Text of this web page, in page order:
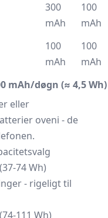
300
mAh
100
mAh
100
mAh
100
mAh
mAh/døgn (≈ 4,5 Wh)
eller
oveni - de
74 Wh)
- rigeligt til
111 Wh)